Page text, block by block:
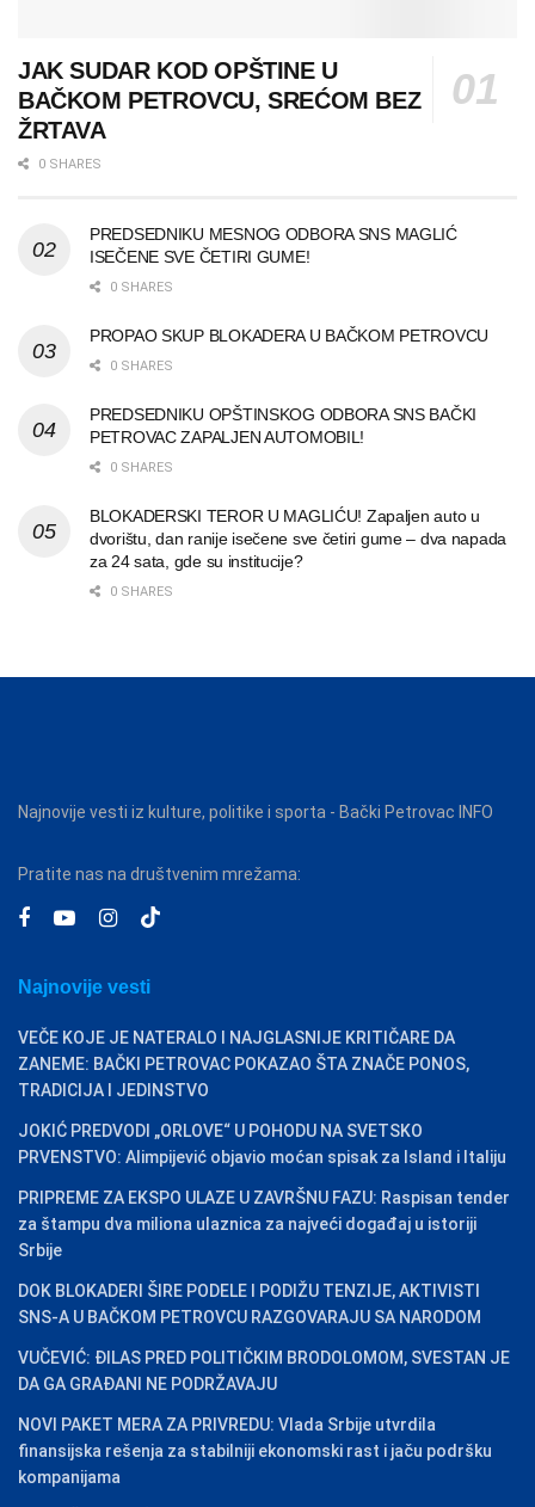
JAK SUDAR KOD OPŠTINE U
BAČKOM PETROVCU, SREĆOM BEZ
ŽRTAVA
0 SHARES
PREDSEDNIKU MESNOG ODBORA SNS MAGLIĆ
ISEČENE SVE ČETIRI GUME!
0 SHARES
PROPAO SKUP BLOKADERA U BAČKOM PETROVCU
0 SHARES
PREDSEDNIKU OPŠTINSKOG ODBORA SNS BAČKI
PETROVAC ZAPALJEN AUTOMOBIL!
0 SHARES
BLOKADERSKI TEROR U MAGLIĆU! Zapaljen auto u
dvorištu, dan ranije isečene sve četiri gume – dva napada
za 24 sata, gde su institucije?
0 SHARES
Najnovije vesti iz kulture, politike i sporta - Bački Petrovac INFO
Pratite nas na društvenim mrežama:
Najnovije vesti
VEČE KOJE JE NATERALO I NAJGLASNIJE KRITIČARE DA
ZANEME: BAČKI PETROVAC POKAZAO ŠTA ZNAČE PONOS,
TRADICIJA I JEDINSTVO
JOKIĆ PREDVODI „ORLOVE“ U POHODU NA SVETSKO
PRVENSTVO: Alimpijević objavio moćan spisak za Island i Italiju
PRIPREME ZA EKSPO ULAZE U ZAVRŠNU FAZU: Raspisan tender
za štampu dva miliona ulaznica za najveći događaj u istoriji
Srbije
DOK BLOKADERI ŠIRE PODELE I PODIŽU TENZIJE, AKTIVISTI
SNS-A U BAČKOM PETROVCU RAZGOVARAJU SA NARODOM
VUČEVIĆ: ĐILAS PRED POLITIČKIM BRODOLOMOM, SVESTAN JE
DA GA GRAĐANI NE PODRŽAVAJU
NOVI PAKET MERA ZA PRIVREDU: Vlada Srbije utvrdila
finansijska rešenja za stabilniji ekonomski rast i jaču podršku
kompanijama